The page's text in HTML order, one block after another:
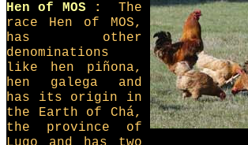
Hen of MOS :
The
race Hen of MOS,
has other
denominations
like hen piñona,
hen galega and
has its origin in
the Earth of Chá,
the province of